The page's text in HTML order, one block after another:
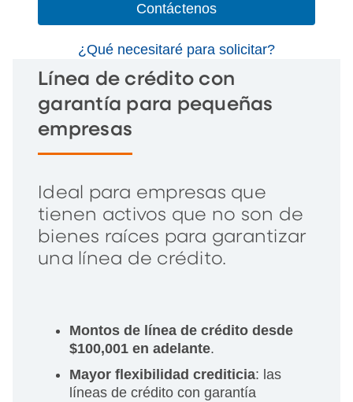
Contáctenos
¿Qué necesitaré para solicitar?
Línea de crédito con
garantía para pequeñas
empresas
Ideal para empresas que
tienen activos que no son de
bienes raíces para garantizar
una línea de crédito.
Montos de línea de crédito desde
$100,001 en adelante.
Mayor flexibilidad crediticia: las
líneas de crédito con garantía